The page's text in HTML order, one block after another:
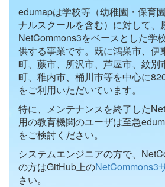
edumapは学校等（幼稚園・保育
ナルスクールを含む）に対して、
NetCommons3をベースとした学
供する事業です。既に鴻巣市、伊
町、蕨市、所沢市、芦屋市、紋別
町、稚内市、桶川市等を中心に
をご利用いただいています。
特に、メンテナンスを終了した
用の教育機関のユーザは至急
をご検討ください。
システムエンジニアの方で、
の方はGitHub上のNetCommons3
さい。